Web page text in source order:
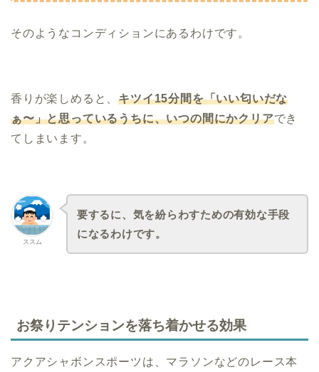
そのようなコンディションにあるわけです。
香りが楽しめると、キツイ15分間を「いい匂いだな
ぁ〜」と思っているうちに、いつの間にかクリアでき
てしまいます。
ススム
要するに、気を紛らわすための有効な手段
になるわけです。
お祭りテンションを落ち着かせる効果
アクアシャボンスポーツは、マラソンなどのレース本